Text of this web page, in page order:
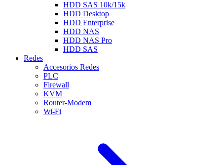
HDD SAS 10k/15k
HDD Desktop
HDD Enterprise
HDD NAS
HDD NAS Pro
HDD SAS
Redes
Accesorios Redes
PLC
Firewall
KVM
Router-Modem
Wi-Fi